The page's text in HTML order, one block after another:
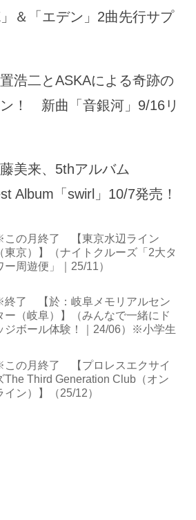
＆「エデン」2曲先行サプ
浩二とASKAによる奇跡の
！ 新曲「音銀河」9/16リ
美来、5thアルバム
Album「swirl」10/7発売！
の月終了 【東京水辺ライン
（東京）】（ナイトクルーズ「2大タ
ー周遊便」｜25/11）
了 【於：岐阜メモリアルセン
ー（岐阜）】（みんなで一緒にド
ジボール体験！｜24/06）※小学生
の月終了 【プロレスエクサイ
The Third Generation Club（オン
イン）】（25/12）